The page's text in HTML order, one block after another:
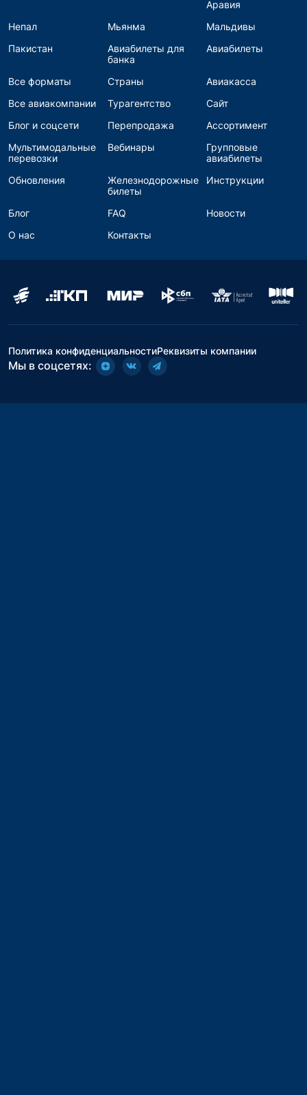
Аравия
Непал
Мьянма
Мальдивы
Пакистан
Авиабилеты для
банка
Авиабилеты
Все форматы Страны
Авиакасса
Все авиакомпании
Турагентство
Сайт
Блог и соцсети
Перепродажа
Ассортимент
Мультимодальные
перевозки
Вебинары
Групповые
авиабилеты
Обновления
Железнодорожные
билеты
Инструкции
Блог FAQ
Новости
О нас
Контакты
Политика конфиденциальностиРеквизиты компании
Мы в соцсетях: